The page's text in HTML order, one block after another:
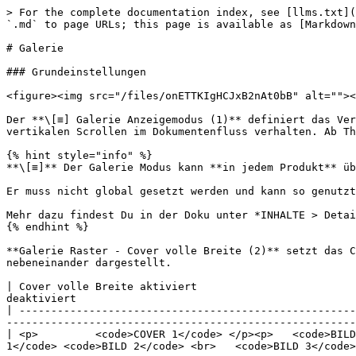
> For the complete documentation index, see [llms.txt](https://themedocs.zenit.design/llms.txt). Markdown versions of documentation pages are available by appending `.md` to page URLs; this page is available as [Markdown](https://themedocs.zenit.design/styling/produkt/galerie.md).

# Galerie

### Grundeinstellungen

<figure><img src="/files/onETTKIgHCJxB2nAt0bB" alt=""><figcaption></figcaption></figure>

Der **\[≡] Galerie Anzeigemodus (1)** definiert das Verhalten der Galerie. Sie kann sich als `Galerie Slider` zum horizontalen sliden oder als `Galerie Scroller` zum vertikalen Scrollen im Dokumentenfluss verhalten. Ab Theme Version 2.6.0 steht die neue Darstellung als `Galerie Raster` zur Verfügung.

{% hint style="info" %}
**\[≡]** Der Galerie Modus kann **in jedem Produkt** über die **Zusatzfelder** im *Tab Spezifikationen > Zusatzfelder > Galerie* eingestellt werden.

Er muss nicht global gesetzt werden und kann so genutzt werden, um Produkte gezielt in der Darstellung zu optimieren.

Mehr dazu findest Du in der Doku unter *INHALTE > Detailseite >* [*Galerie Modus*](/content/detailseite/galerie-modus.md)
{% endhint %}

**Galerie Raster - Cover volle Breite (2)** setzt das Cover-Bild im Galerie Raster auf die volle Breite. Alle nachfolgenden Bilder werden gemäß des Rasters nebeneinander dargestellt.

| Cover volle Breite aktiviert                                                                                                              | Cover volle Breite deaktiviert                                                                                               |
| ----------------------------------------------------------------------------------------------------------------------------------------- | ---------------------------------------------------------------------------------------------------------------------------- |
| <p>         <code>COVER 1</code> </p><p>   <code>BILD 2</code> <code>BILD 3</code> </p><p>   <code>BILD 4</code> <code>BILD 5</code> </p> | <p>  <code>COVER 1</code> <code>BILD 2</code> <br>   <code>BILD 3</code> <code>BILD 4</code> <br>   <code>BILD 5</code> </p> |

**Galerie Raster - Dynamisch (3)** sorgt dafür, dass das Raster nicht mit einem einzelnen Bild endet. Sind beispielsweise fünf Produktbilder anzuzeigen, werden in der letzte Zeile drei Bilder nebeneinander dargestellt, sodass kein Bild alleine umbricht und eine optische Lücke entsteht.    &#x20;

| Dynamisch aktiviert                                                                                                   | Dynamisch deaktiviert                                                                                                        |
| --------------------------------------------------------------------------------------------------------------------- | ---------------------------------------------------------------------------------------------------------------------------- |
| <p>    <code>BILD 1</code> <code>BILD 2</code> <br> <code>BILD 3</code> <code>BILD 4</code>  <code>BILD 5</code> </p> | <p>   <code>BILD 1</code> <code>BILD 2</code> <br>   <code>BILD 3</code> <code>BILD 4</code> <br>   <code>BILD 5</code> </p> |

**Hintergrundfarbe (4)** hinterlegt das Bild der Galerie mit der gewählten Hintergrundfarbe. In Kombination mit der Einstellung **Hintergrundfarbe überlagernd (5)** kann diese Farbe auch dazu genutzt werden nicht transparente oder nicht